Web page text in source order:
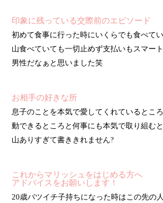
印象に残っている交際前のエピソード
初めて食事に行った時にいくらでも食べて
山食べていても一切止めず支払いもスマー
男性だなぁと思いました笑
お相手の好きな所
息子のことを本気で愛してくれているとこ
動できるところと何事にも本気で取り組む
山ありすぎて書ききれません?
これからマリッシュをはじめる方へ
アドバイスをお願いします！
20歳バツイチ子持ちになった時はこの先の